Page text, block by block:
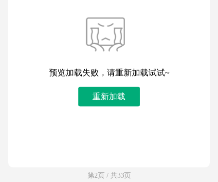
预览加载失败，请重新加载试试~
重新加载
第2页 / 共33页